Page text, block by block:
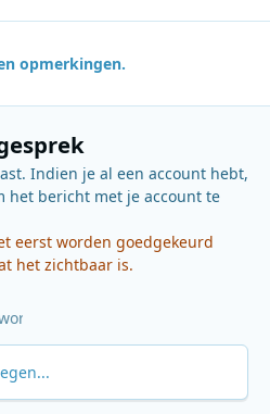
opmerkingen.
Indien je al een account hebt,
het bericht met je account te
eerst worden goedgekeurd
het zichtbaar is.